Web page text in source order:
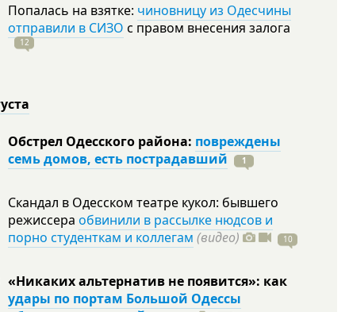
Попалась на взятке: чиновницу из Одесчины
отправили в СИЗО с правом внесения залога
12
Обстрел Одесского района: повреждены
семь домов, есть пострадавший
1
Скандал в Одесском театре кукол: бывшего
режиссера обвинили в рассылке нюдсов и
порно студенткам и коллегам (видео) 10
«Никаких альтернатив не появится»: как
удары по портам Большой Одессы